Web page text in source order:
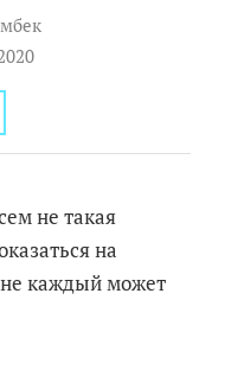
не такая
на
не каждый может